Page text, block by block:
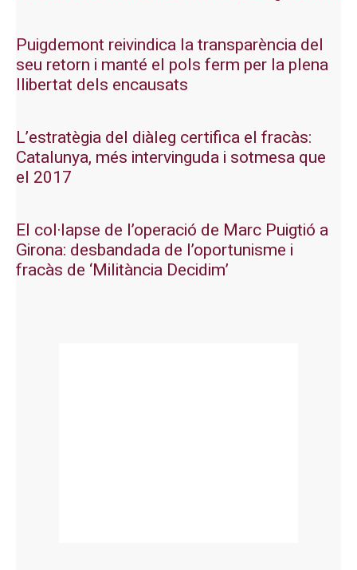
Puigdemont reivindica la transparència del
seu retorn i manté el pols ferm per la plena
llibertat dels encausats
L’estratègia del diàleg certifica el fracàs:
Catalunya, més intervinguda i sotmesa que
el 2017
El col·lapse de l’operació de Marc Puigtió a
Girona: desbandada de l’oportunisme i
fracàs de ‘Militància Decidim’